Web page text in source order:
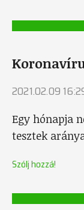
2021.02.09
Egy hónapja
tesztek
Szólj hozzá!